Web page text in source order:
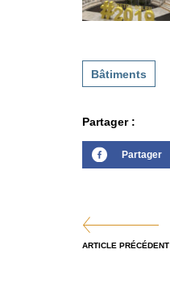
Bâtiments
Partager :
Partager
ARTICLE PRÉCÉDENT